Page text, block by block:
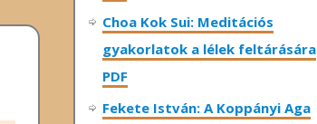
Choa Kok Sui: Meditációs
gyakorlatok a lélek feltárására
PDF
Fekete István: A Koppányi Aga